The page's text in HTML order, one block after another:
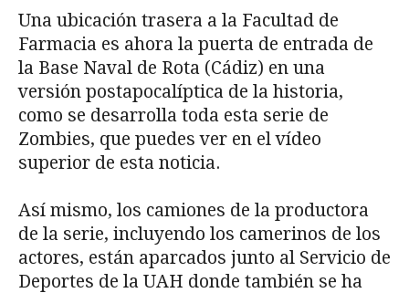
Una ubicación trasera a la Facultad de
Farmacia es ahora la puerta de entrada de
la Base Naval de Rota (Cádiz) en una
versión postapocalíptica de la historia,
como se desarrolla toda esta serie de
Zombies, que puedes ver en el vídeo
superior de esta noticia.
Así mismo, los camiones de la productora
de la serie, incluyendo los camerinos de los
actores, están aparcados junto al Servicio de
Deportes de la UAH donde también se ha